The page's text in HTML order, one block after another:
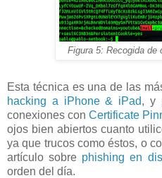
Figura 5: Recogida de
Esta técnica es una de las
hacking a iPhone & iPad, y
conexiones conCertificate
ojos bien abiertos cuanto
ya que trucos como éstos, o
artículo sobre phishing en
orden del día.